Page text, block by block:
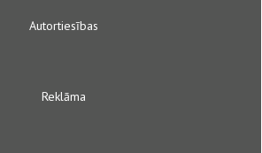
Autortiesības
Reklāma